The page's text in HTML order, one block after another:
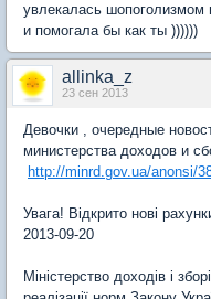
увлекалась
и помогала бы как ты ))))))
allinka_z
23 сен 2013
Девочки , очередные
министерства доходов и
http://minrd.gov.ua/anonsi/
Увага! Відкрито нові
2013-09-20
Міністерство доходів і